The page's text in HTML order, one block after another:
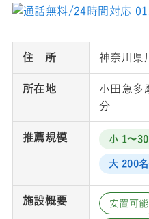
住 所 神奈川県
所在地
小田急多
分
推薦規模 小 1〜30
大 200
施設概要 安置可能